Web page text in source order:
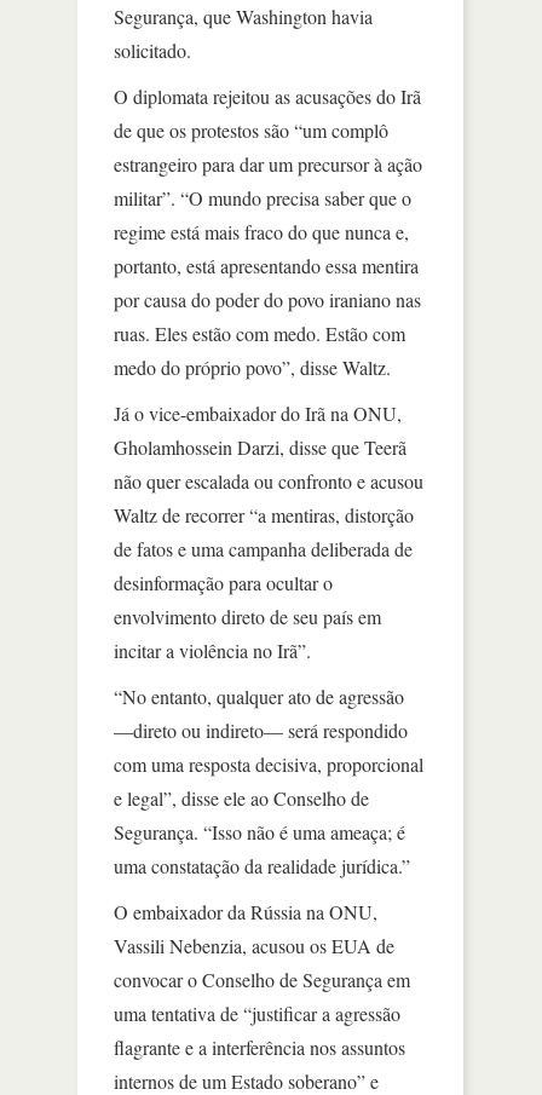
Segurança, que Washington havia
solicitado.
O diplomata rejeitou as acusações do Irã
de que os protestos são “um complô
estrangeiro para dar um precursor à ação
militar”. “O mundo precisa saber que o
regime está mais fraco do que nunca e,
portanto, está apresentando essa mentira
por causa do poder do povo iraniano nas
ruas. Eles estão com medo. Estão com
medo do próprio povo”, disse Waltz.
Já o vice-embaixador do Irã na ONU,
Gholamhossein Darzi, disse que Teerã
não quer escalada ou confronto e acusou
Waltz de recorrer “a mentiras, distorção
de fatos e uma campanha deliberada de
desinformação para ocultar o
envolvimento direto de seu país em
incitar a violência no Irã”.
“No entanto, qualquer ato de agressão
—direto ou indireto— será respondido
com uma resposta decisiva, proporcional
e legal”, disse ele ao Conselho de
Segurança. “Isso não é uma ameaça; é
uma constatação da realidade jurídica.”
O embaixador da Rússia na ONU,
Vassili Nebenzia, acusou os EUA de
convocar o Conselho de Segurança em
uma tentativa de “justificar a agressão
flagrante e a interferência nos assuntos
internos de um Estado soberano” e